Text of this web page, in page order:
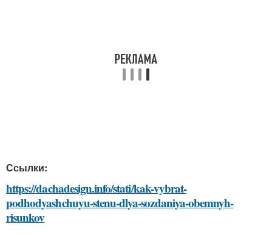
Ссылки:
https://dachadesign.info/stati/kak-vybrat-
podhodyashchuyu-stenu-dlya-sozdaniya-obemnyh-
risunkov